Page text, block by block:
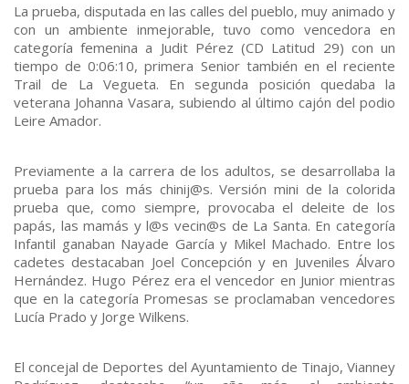
La prueba, disputada en las calles del pueblo, muy animado y
con un ambiente inmejorable, tuvo como vencedora en
categoría femenina a Judit Pérez (CD Latitud 29) con un
tiempo de 0:06:10, primera Senior también en el reciente
Trail de La Vegueta. En segunda posición quedaba la
veterana Johanna Vasara, subiendo al último cajón del podio
Leire Amador.
Previamente a la carrera de los adultos, se desarrollaba la
prueba para los más chinij@s. Versión mini de la colorida
prueba que, como siempre, provocaba el deleite de los
papás, las mamás y l@s vecin@s de La Santa. En categoría
Infantil ganaban Nayade García y Mikel Machado. Entre los
cadetes destacaban Joel Concepción y en Juveniles Álvaro
Hernández. Hugo Pérez era el vencedor en Junior mientras
que en la categoría Promesas se proclamaban vencedores
Lucía Prado y Jorge Wilkens.
El concejal de Deportes del Ayuntamiento de Tinajo, Vianney